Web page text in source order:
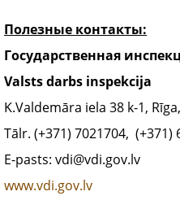
Полезные контакты:
Государственная
Valsts darbs inspekcija
K.Valdemāra iela 38 k-1,
Tālr. (+371) 7021704, (+371)
E-pasts: vdi@vdi.gov.lv
www.vdi.gov.lv